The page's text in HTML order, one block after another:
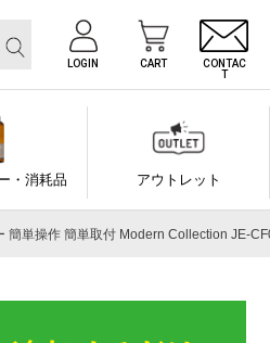
LOGIN CART
CONTAC
T
・消耗品 アウトレット
簡単操作 簡単取付 Modern Collection JE-